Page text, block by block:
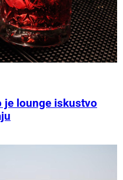
lounge iskustvo